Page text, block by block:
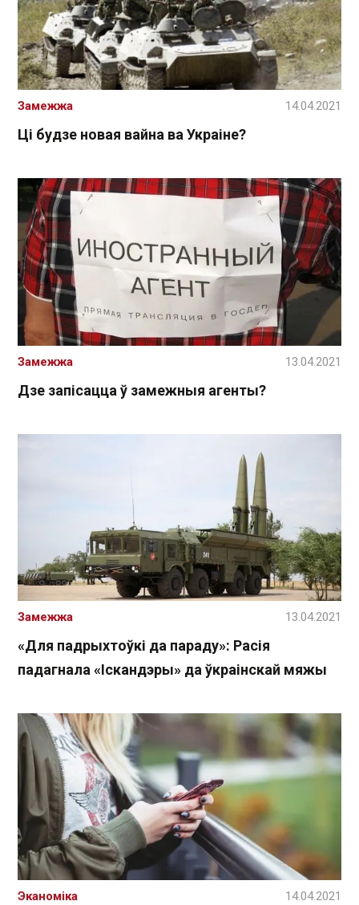
Ці будзе новая вайна ва Украіне?
Замежжа 14.04.2021
Дзе запісацца ў замежныя агенты?
Замежжа 13.04.2021
«Для падрыхтоўкі да параду»: Расія
падагнала «Іскандэры» да ўкраінскай мяжы
Замежжа 13.04.2021
Эканоміка 14.04.2021